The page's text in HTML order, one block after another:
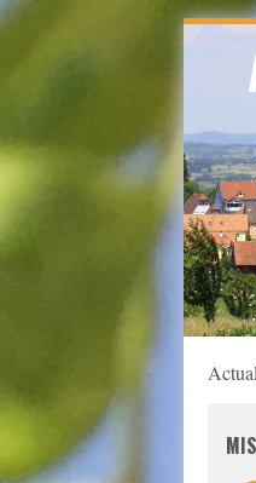
Skip
Skip
to
content